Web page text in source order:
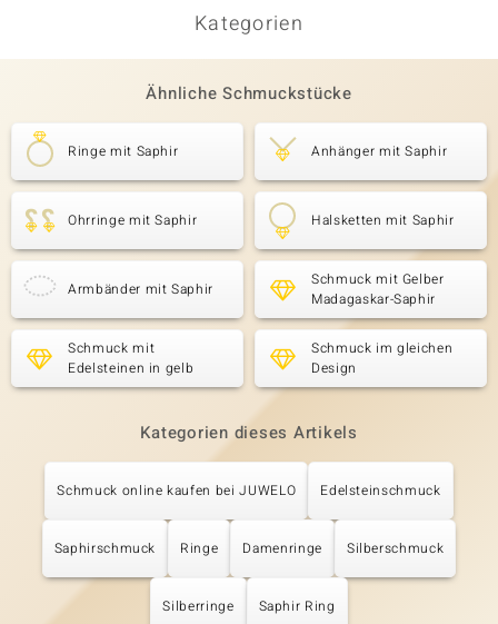
Kategorien
Ähnliche Schmuckstücke
Ringe mit Saphir Anhänger mit Saphir
Ohrringe mit Saphir Halsketten mit Saphir
Armbänder mit Saphir
Schmuck mit Gelber
Madagaskar-Saphir
Schmuck mit
Edelsteinen in gelb
Schmuck im gleichen
Design
Kategorien dieses Artikels
Schmuck online kaufen bei JUWELO Edelsteinschmuck
Saphirschmuck Ringe Damenringe Silberschmuck
Silberringe Saphir Ring